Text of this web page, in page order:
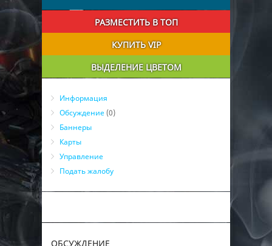
РАЗМЕСТИТЬ В ТОП
КУПИТЬ VIP
ВЫДЕЛЕНИЕ ЦВЕТОМ
Информация
Обсуждение (0)
Баннеры
Карты
Управление
Подать жалобу
ОБСУЖДЕНИЕ